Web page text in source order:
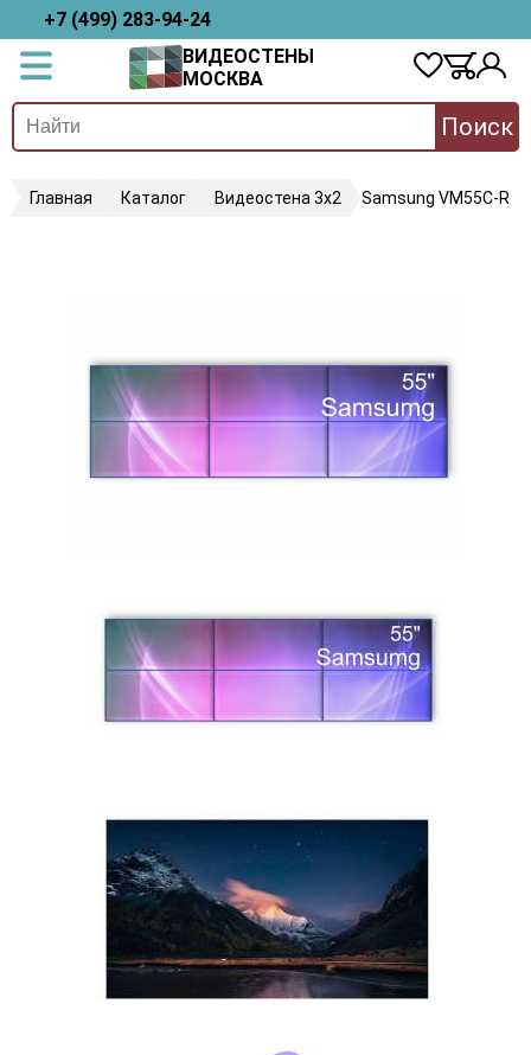
+7 (499) 283-94-24
ВИДЕОСТЕНЫ
МОСКВА
Поиск
Главная Каталог Видеостена 3х2 Samsung VM55C-R